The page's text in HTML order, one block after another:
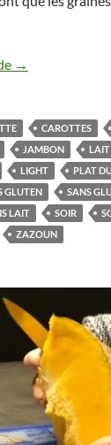
Soupe de
→
CAROTTES
JAMBON LAIT
LIGHT PLAT
GLUTEN
SANS
LAIT SOIR
ZAZOUN